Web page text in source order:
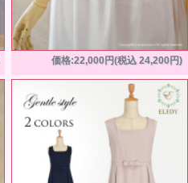
価格:22,000円(税込 24,200円)